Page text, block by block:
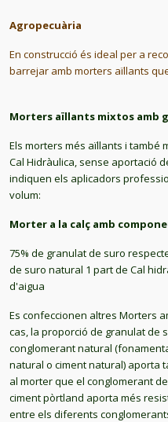
Agropecuària
En construcció és ideal per a
barrejar amb morters aïllants
Morters aïllants mixtos amb
Els morters més aïllants i també
Cal Hidràulica, sense aportació
indiquen els aplicadors
volum:
Morter a la calç amb
75% de granulat de suro
de suro natural 1 part de Cal
d'aigua
Es confeccionen altres Morters
cas, la proporció de granulat de
conglomerant natural
natural o ciment natural) aporta
al morter que el conglomerant
ciment pòrtland aporta més
entre els diferents